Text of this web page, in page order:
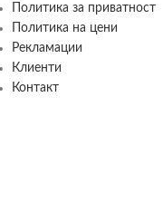
Политика за приватност
Политика на цени
Рекламации
Клиенти
Контакт